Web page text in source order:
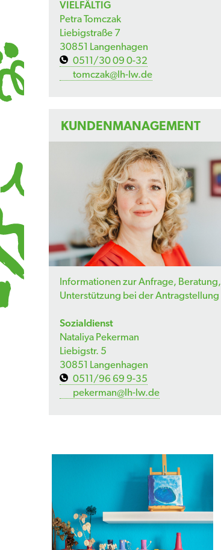
VIELFÄLTIG
Petra Tomczak
Liebigstraße 7
30851 Langenhagen
0511/30 09 0-32
tomczak@lh-lw.de
KUNDENMANAGEMENT
Informationen zur Anfrage, Beratung,
Unterstützung bei der Antragstellung
Sozialdienst
Nataliya Pekerman
Liebigstr. 5
30851 Langenhagen
0511/96 69 9-35
pekerman@lh-lw.de